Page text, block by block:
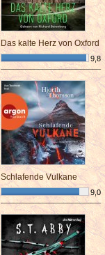
Das kalte Herz von Oxford
9,8
¯¯¯¯¯¯¯¯¯¯¯¯¯¯¯¯¯¯¯¯¯¯¯¯
Schlafende Vulkane
9,0
¯¯¯¯¯¯¯¯¯¯¯¯¯¯¯¯¯¯¯¯¯¯¯¯